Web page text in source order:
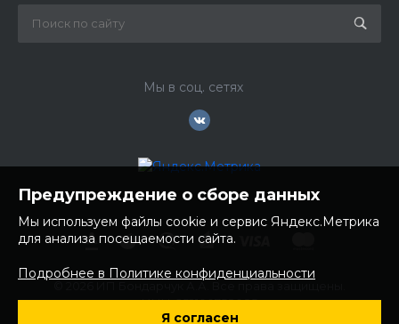
Мы в соц. сетях
ИНН: 252100758085
ОГРНИП: 304250236200270
Предупреждение о сборе данных
Мы используем файлы cookie и сервис Яндекс.Метрика
для анализа посещаемости сайта.
Подробнее в Политике конфиденциальности
Я согласен